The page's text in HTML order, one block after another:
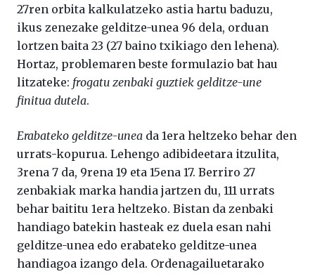
27ren orbita kalkulatzeko astia hartu baduzu,
ikus zenezake gelditze-unea 96 dela, orduan
lortzen baita 23 (27 baino txikiago den lehena).
Hortaz, problemaren beste formulazio bat hau
litzateke: frogatu zenbaki guztiek gelditze-une
finitua dutela.
Erabateko gelditze-unea da 1era heltzeko behar den
urrats-kopurua. Lehengo adibideetara itzulita,
3rena 7 da, 9rena 19 eta 15ena 17. Berriro 27
zenbakiak marka handia jartzen du, 111 urrats
behar baititu 1era heltzeko. Bistan da zenbaki
handiago batekin hasteak ez duela esan nahi
gelditze-unea edo erabateko gelditze-unea
handiagoa izango dela. Ordenagailuetarako